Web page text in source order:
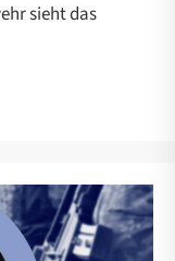
sieht das